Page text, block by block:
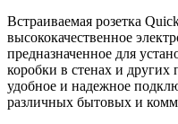
Встраиваемая розетка
высококачественное
предназначенное для
коробки в стенах и других
удобное и надежное
различных бытовых и